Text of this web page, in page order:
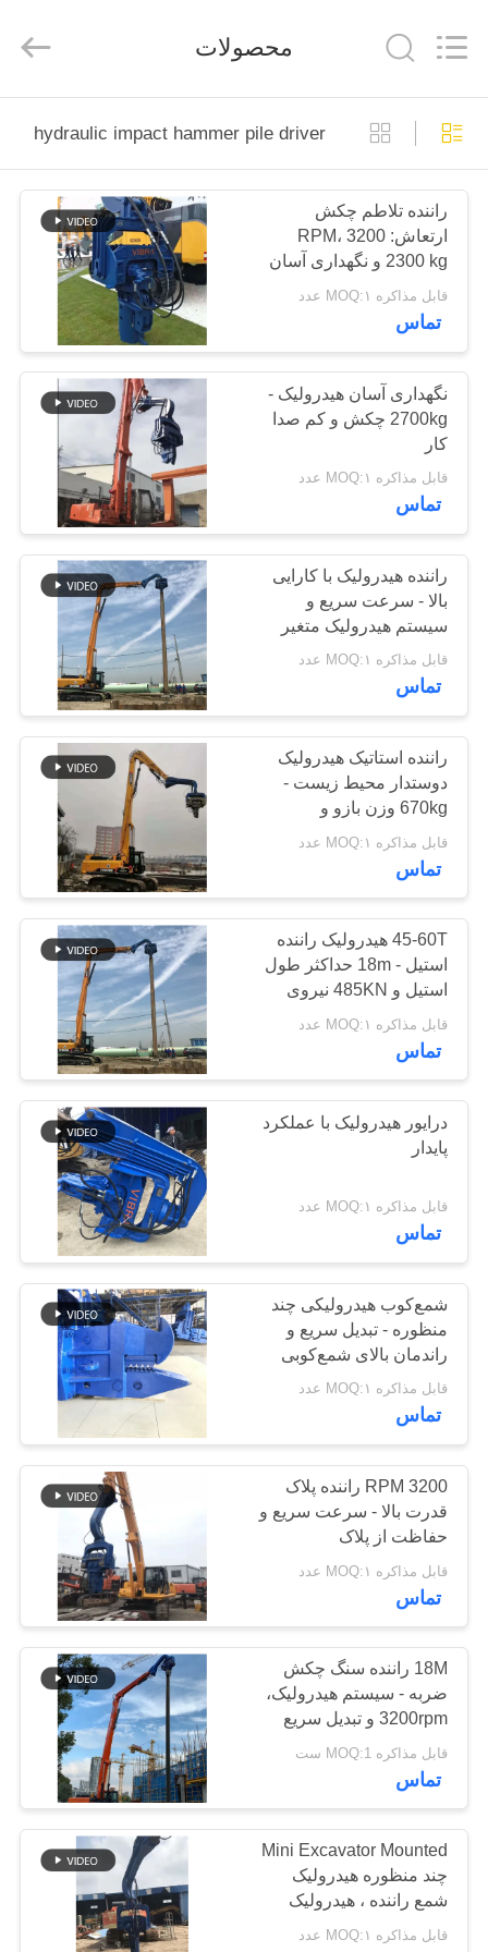
صفحه
اصلی
محصولات
نمایش
واقعیت
مجازی
درباره
تور
کارخانه
کنترل
کیفیت
تماس
بگیرید
اخبار
موارد
درخواست
نقل قول
سایت
PRIVACY
POLICY
Machinery
Co.,
محصولات
hydraulic impact hammer pile driver
راننده تلاطم چکش
ارتعاش: 3200 RPM،
2300 kg و نگهداری آسان
قابل مذاکره MOQ:۱ عدد
تماس
نگهداری آسان هیدرولیک -
2700kg چکش و کم صدا
کار
قابل مذاکره MOQ:۱ عدد
تماس
راننده هیدرولیک با کارایی
بالا - سرعت سریع و
سیستم هیدرولیک متغیر
قابل مذاکره MOQ:۱ عدد
تماس
راننده استاتیک هیدرولیک
دوستدار محیط زیست -
670kg وزن بازو و
سازگاری چند ستون
قابل مذاکره MOQ:۱ عدد
تماس
45-60T هیدرولیک راننده
استیل - 18m حداکثر طول
استیل و 485KN نیروی
سانتریفیوژ بالا
قابل مذاکره MOQ:۱ عدد
تماس
درایور هیدرولیک با عملکرد
پایدار
قابل مذاکره MOQ:۱ عدد
تماس
شمع‌کوب هیدرولیکی چند
منظوره - تبدیل سریع و
راندمان بالای شمع‌کوبی
قابل مذاکره MOQ:۱ عدد
تماس
3200 RPM راننده پلاک
قدرت بالا - سرعت سریع و
حفاظت از پلاک
قابل مذاکره MOQ:۱ عدد
تماس
18M راننده سنگ چکش
ضربه - سیستم هیدرولیک،
3200rpm و تبدیل سریع
قابل مذاکره MOQ:1 ست
تماس
Mini Excavator Mounted
چند منظوره هیدرولیک
شمع راننده ، هیدرولیک
چکش دستگاه شمع گذاری
قابل مذاکره MOQ:۱ عدد